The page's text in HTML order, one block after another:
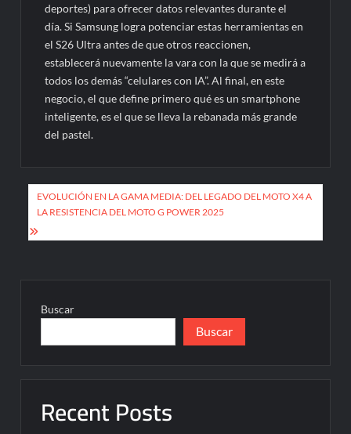
deportes) para ofrecer datos relevantes durante el
día. Si Samsung logra potenciar estas herramientas en
el S26 Ultra antes de que otros reaccionen,
establecerá nuevamente la vara con la que se medirá a
todos los demás “celulares con IA”. Al final, en este
negocio, el que define primero qué es un smartphone
inteligente, es el que se lleva la rebanada más grande
del pastel.
Navegación
de
entradas
EVOLUCIÓN EN LA GAMA MEDIA: DEL LEGADO DEL MOTO X4 A
LA RESISTENCIA DEL MOTO G POWER 2025
Buscar
Buscar
Recent Posts